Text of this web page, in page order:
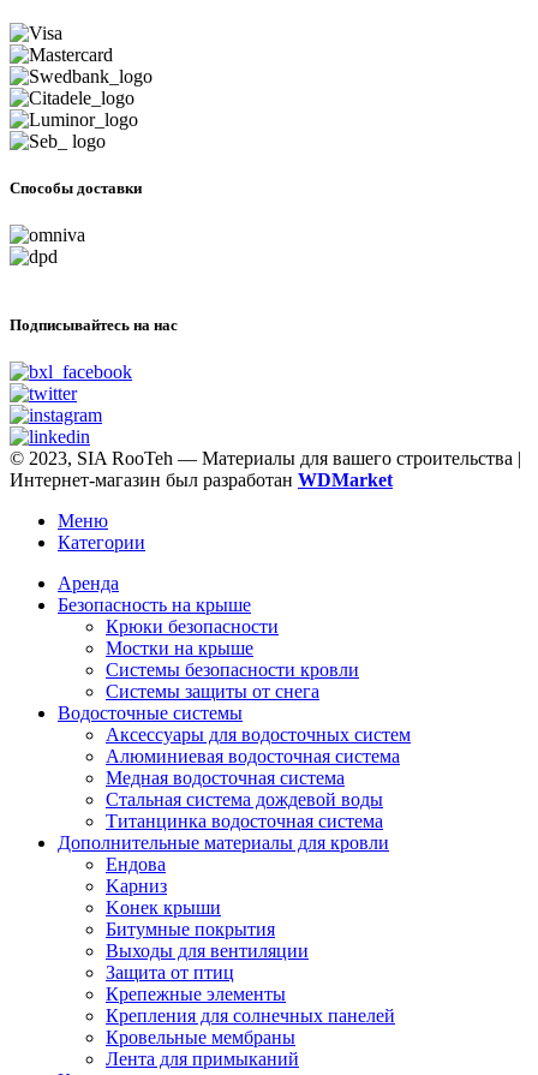
Способы доставки
Подписывайтесь на нас
© 2023, SIA RooTeh — Материалы для вашего строительства |
Интернет-магазин был разработан WDMarket
Меню
Категории
Арендa
Безопасность на крыше
Крюки безопасности
Мостки на крыше
Системы безопасности кровли
Системы защиты от снега
Водосточные системы
Аксессуары для водосточных систем
Алюминиевая водосточная система
Медная водосточная система
Стальная система дождевой воды
Титанцинка водосточная система
Дополнительные материалы для кровли
Eндовa
Kарниз
Kонек крыши
Битумные покрытия
Выходы для вентиляции
Защита от птиц
Крепежные элементы
Крепления для солнечных панелей
Кровельные мембраны
Лента для примыканий